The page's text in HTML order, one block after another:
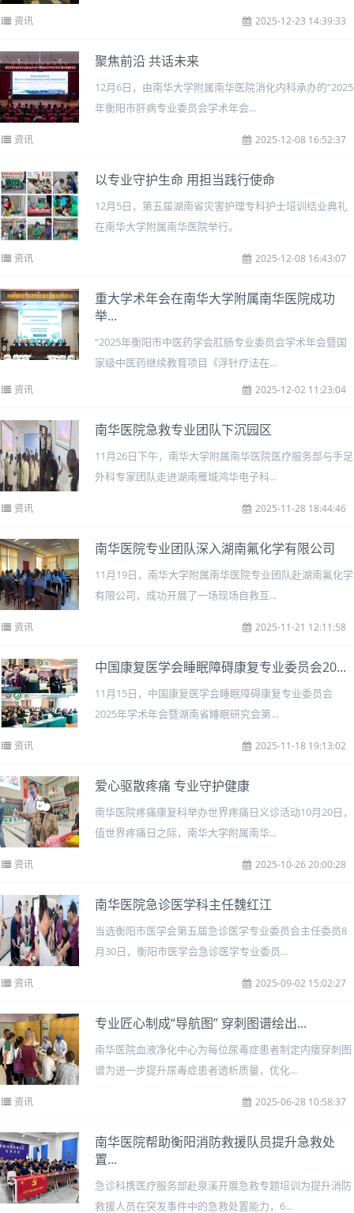
资讯 2025-12-23 14:39:33
聚焦前沿 共话未来
12月6日，由南华大学附属南华医院消化内科承办的“2025
年衡阳市肝病专业委员会学术年会...
资讯 2025-12-08 16:52:37
以专业守护生命 用担当践行使命
12月5日，第五届湖南省灾害护理专科护士培训结业典礼
在南华大学附属南华医院举行。
资讯 2025-12-08 16:43:07
重大学术年会在南华大学附属南华医院成功
举...
“2025年衡阳市中医药学会肛肠专业委员会学术年会暨国
家级中医药继续教育项目《浮针疗法在...
资讯 2025-12-02 11:23:04
南华医院急救专业团队下沉园区
11月26日下午，南华大学附属南华医院医疗服务部与手足
外科专家团队走进湖南雁城鸿华电子科...
资讯 2025-11-28 18:44:46
南华医院专业团队深入湖南氟化学有限公司
11月19日，南华大学附属南华医院专业团队赴湖南氟化学
有限公司，成功开展了一场现场自救互...
资讯 2025-11-21 12:11:58
中国康复医学会睡眠障碍康复专业委员会20...
11月15日，中国康复医学会睡眠障碍康复专业委员会
2025年学术年会暨湖南省睡眠研究会第...
资讯 2025-11-18 19:13:02
爱心驱散疼痛 专业守护健康
南华医院疼痛康复科举办世界疼痛日义诊活动10月20日，
值世界疼痛日之际，南华大学附属南华...
资讯 2025-10-26 20:00:28
南华医院急诊医学科主任魏红江
当选衡阳市医学会第五届急诊医学专业委员会主任委员8
月30日，衡阳市医学会急诊医学专业委员...
资讯 2025-09-02 15:02:27
专业匠心制成“导航图” 穿刺图谱绘出...
南华医院血液净化中心为每位尿毒症患者制定内瘘穿刺图
谱为进一步提升尿毒症患者透析质量，优化...
资讯 2025-06-28 10:58:37
南华医院帮助衡阳消防救援队员提升急救处
置...
急诊科携医疗服务部赴泉溪开展急救专题培训为提升消防
救援人员在突发事件中的急救处置能力，6...